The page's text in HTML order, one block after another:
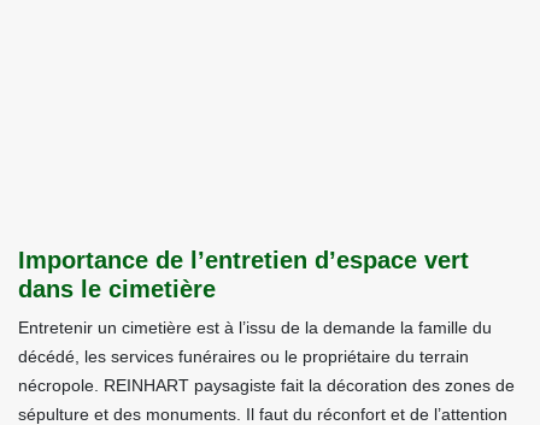
Importance de l’entretien d’espace vert
dans le cimetière
Entretenir un cimetière est à l’issu de la demande la famille du
décédé, les services funéraires ou le propriétaire du terrain
nécropole. REINHART paysagiste fait la décoration des zones de
sépulture et des monuments. Il faut du réconfort et de l’attention